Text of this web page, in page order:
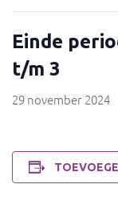
Einde
t/m 3
29 november 2024